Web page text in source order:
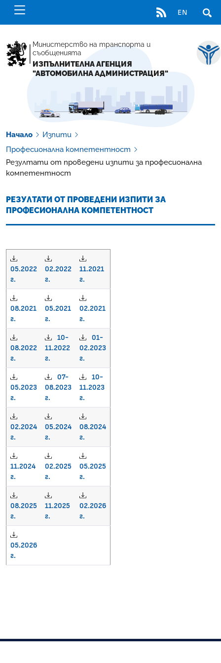
RSS EN
Министерство на транспорта и
съобщенията
ИЗПЪЛНИТЕЛНА АГЕНЦИЯ
"АВТОМОБИЛНА АДМИНИСТРАЦИЯ"
Начало
Изпити
Професионална компетентност
Резултати от проведени изпити за професионална
компетентност
РЕЗУЛТАТИ ОТ ПРОВЕДЕНИ ИЗПИТИ ЗА
ПРОФЕСИОНАЛНА КОМПЕТЕНТНОСТ
05.2022
г.
02.2022
г.
11.2021
г.
08.2021
г.
05.2021
г.
02.2021
г.
08.2022
г.
10-
11.2022
г.
01-
02.2023
г.
05.2023
г.
07-
08.2023
г.
10-
11.2023
г.
02.2024
г.
05.2024
г.
08.2024
г.
11.2024
г.
02.2025
г.
05.2025
г.
08.2025
г.
11.2025
г.
02.2026
г.
05.2026
г.